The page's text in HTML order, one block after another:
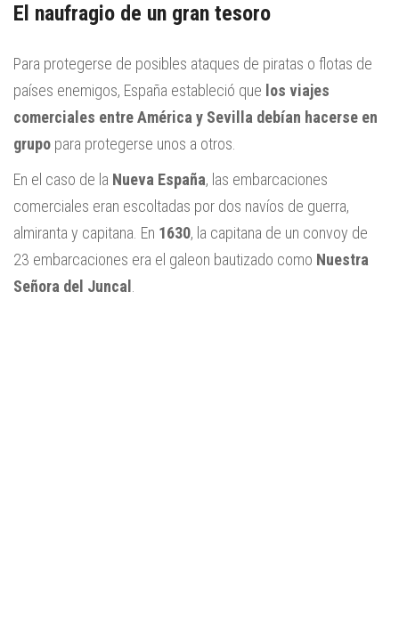
El naufragio de un gran tesoro
Para protegerse de posibles ataques de piratas o flotas de
países enemigos, España estableció que los viajes
comerciales entre América y Sevilla debían hacerse en
grupo para protegerse unos a otros.
En el caso de la Nueva España, las embarcaciones
comerciales eran escoltadas por dos navíos de guerra,
almiranta y capitana. En 1630, la capitana de un convoy de
23 embarcaciones era el galeon bautizado como Nuestra
Señora del Juncal